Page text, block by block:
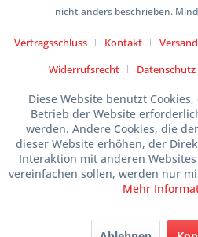
nicht anders beschrieben.
Vertragsschluss Kontakt
Widerrufsrecht
Datenschutz
Diese Website benutzt
Betrieb der Website
werden. Andere Cookies, die
dieser Website erhöhen, der
Interaktion mit anderen
vereinfachen sollen, werden nur
Mehr